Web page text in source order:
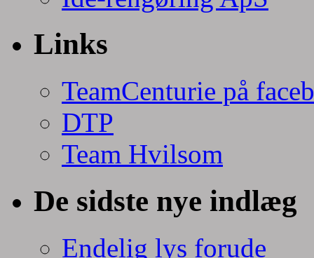
Links
TeamCenturie på
DTP
Team Hvilsom
De sidste nye indlæg
Endelig lys forude